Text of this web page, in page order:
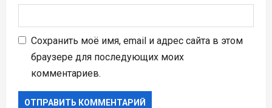
Сохранить моё имя, email и адрес сайта в этом
браузере для последующих моих
комментариев.